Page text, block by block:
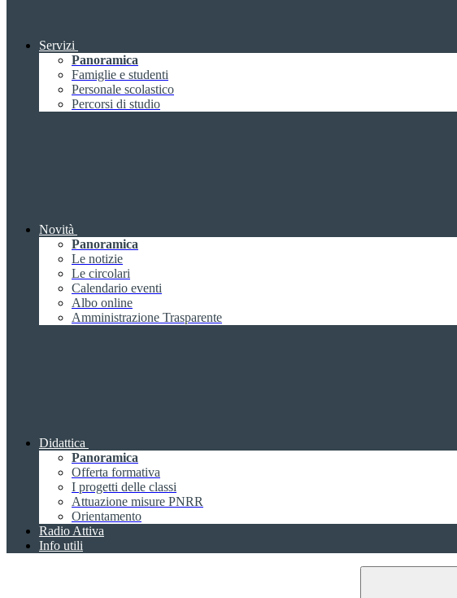
Servizi
Panoramica
Famiglie e studenti
Personale scolastico
Percorsi di studio
Novità
Panoramica
Le notizie
Le circolari
Calendario eventi
Albo online
Amministrazione Trasparente
Didattica
Panoramica
Offerta formativa
I progetti delle classi
Attuazione misure PNRR
Orientamento
Radio Attiva
Info utili